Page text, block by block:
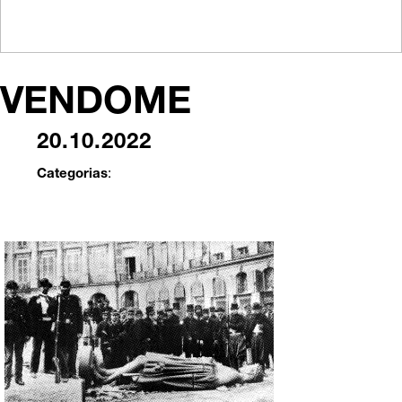
VENDOME
20.10.2022
Categorias: